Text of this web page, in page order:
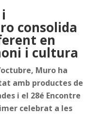
consolida
en
i cultura
Muro ha
amb productes de
i el 28é Encontre
celebrat a les